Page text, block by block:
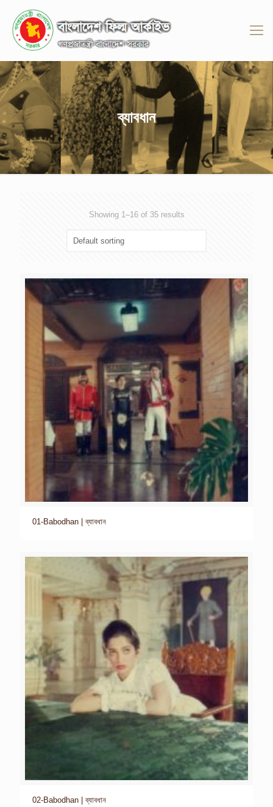
ব্যাবধান
Showing 1–16 of 35 results
01-Babodhan | ব্যাবধান
02-Babodhan | ব্যাবধান